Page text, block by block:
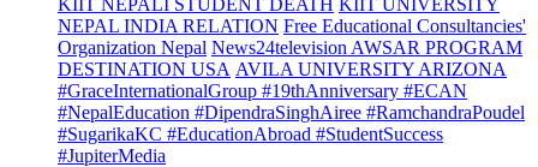
NEPAL INDIA RELATION Free Educational Consultancies'
Organization Nepal News24television AWSAR PROGRAM
DESTINATION USA AVILA UNIVERSITY ARIZONA
#GraceInternationalGroup #19thAnniversary #ECAN
#NepalEducation #DipendraSinghAiree #RamchandraPoudel
#SugarikaKC #EducationAbroad #StudentSuccess
#JupiterMedia